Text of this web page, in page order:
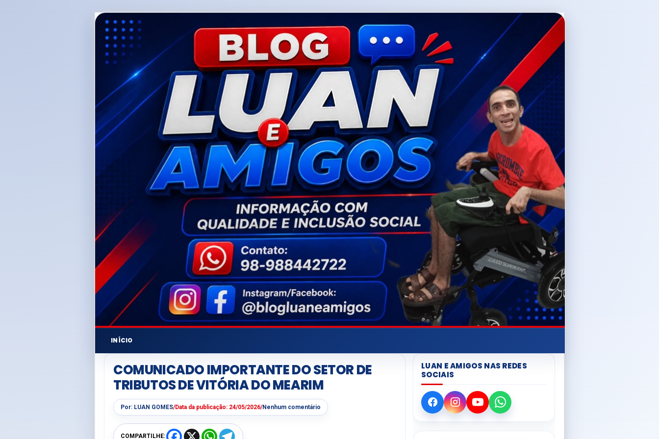
INÍCIO
COMUNICADO IMPORTANTE DO SETOR DE
TRIBUTOS DE VITÓRIA DO MEARIM
Por: LUAN GOMES/Data da publicação: 24/05/2026/Nenhum comentário
COMPARTILHE:
F
X
W
LUAN E AMIGOS NAS REDES
SOCIAIS